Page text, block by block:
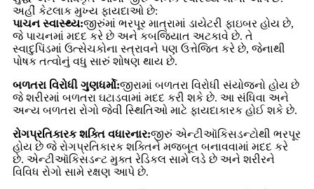
અહીં કેટલાક મુખ્ય ફાયદાઓ છે:
પાચન સ્વાસ્થ્ય:જીરુંમાં ભરપૂર માત્રામાં ડાયેટરી ફાઇબર હોય છે,
જે પાચનમાં મદદ કરે છે અને કબજિયાત અટકાવે છે. તે
સ્વાદુપિંડમાં ઉત્સેચકોના સ્ત્રાવને પણ ઉત્તેજિત કરે છે, જેનાથી
પોષક તત્વોનું વધુ સારું શોષણ થાય છે.
બળતરા વિરોધી ગુણધર્મો:જીરામાં બળતરા વિરોધી સંયોજનો હોય છે
જે શરીરમાં બળતરા ઘટાડવામાં મદદ કરી શકે છે. આ સંધિવા અને
અન્ય બળતરા રોગો જેવી સ્થિતિઓ માટે ફાયદાકારક હોઈ શકે છે.
રોગપ્રતિકારક શક્તિ વધારનાર:જીરું એન્ટીઑકિસડન્ટોથી ભરપૂર
હોય છે જે રોગપ્રતિકારક શક્તિને મજબૂત બનાવવામાં મદદ કરે
છે. એન્ટીઑકિસડન્ટ મુક્ત રેડિકલ સામે લડે છે અને શરીરને
વિવિધ રોગો સામે રક્ષણ આપે છે.